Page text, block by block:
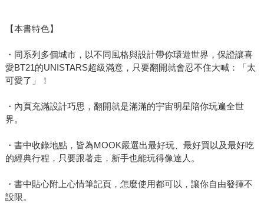
【本書特色】
・同系列多個城市，以不同風格與設計帶你環遊世界，保證讓喜
愛BT21的UNISTARS超級滿意，只要翻開就會忍不住大喊：「太
可愛了」！
・內頁充滿設計巧思，翻開就是滿滿的宇宙明星陪你玩遍全世
界。
・書中收錄地點，皆為MOOK嚴選出最好玩、最好買以及最好吃
的經典行程，只要跟著走，新手也能玩得像達人。
・書中貼心附上心情筆記頁，怎麼使用都可以，讓你自由發揮不
設限。